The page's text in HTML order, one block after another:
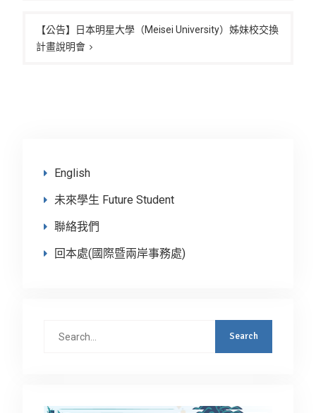
【公告】日本明星大學（Meisei University）姊妹校交換
計畫說明會
English
未來學生 Future Student
聯絡我們
回本處(國際暨兩岸事務處)